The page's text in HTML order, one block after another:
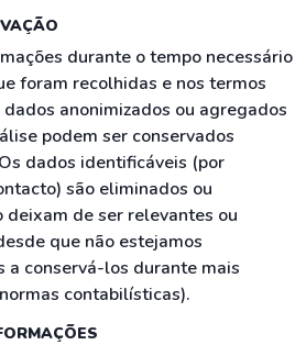
durante o tempo necessário
foram recolhidas e nos termos
anonimizados ou agregados
podem ser conservados
dados identificáveis (por
são eliminados ou
deixam de ser relevantes ou
que não estejamos
conservá-los durante mais
contabilísticas).